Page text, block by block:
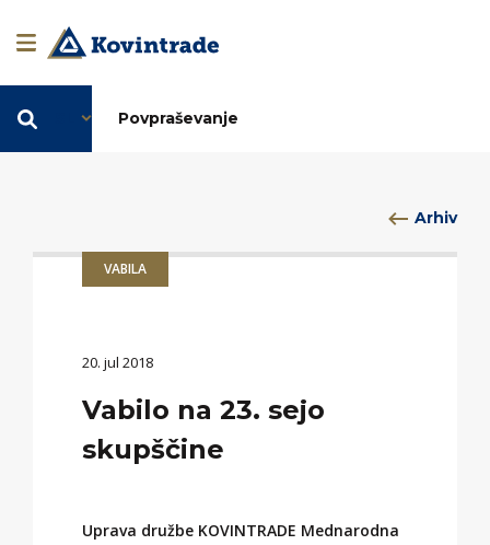
Povpraševanje
Arhiv
VABILA
20. jul 2018
Vabilo na 23. sejo
skupščine
Uprava družbe KOVINTRADE Mednarodna